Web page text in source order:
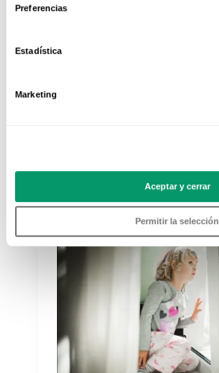
Preferencias
Estadística
Marketing
Aceptar y cerrar
Permitir la selección
Más visto